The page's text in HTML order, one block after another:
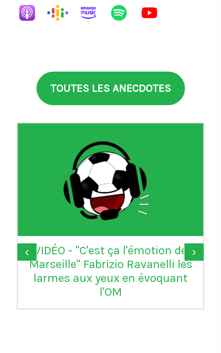
TOUTES LES ANECDOTES
VIDÉO - "C'est ça l'émotion de
Marseille" Fabrizio Ravanelli les
larmes aux yeux en évoquant
l'OM
‹ ›